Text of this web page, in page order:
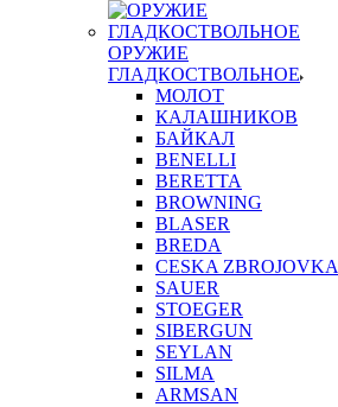
ОРУЖИЕ
ГЛАДКОСТВОЛЬНОЕ
МОЛОТ
КАЛАШНИКОВ
БАЙКАЛ
BENELLI
BERETTA
BROWNING
BLASER
BREDA
CESKA ZBROJOVKA
SAUER
STOEGER
SIBERGUN
SEYLAN
SILMA
ARMSAN